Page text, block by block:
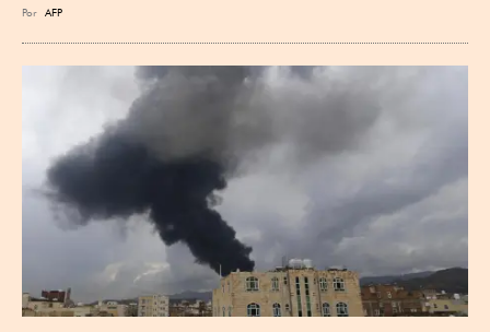
Por AFP